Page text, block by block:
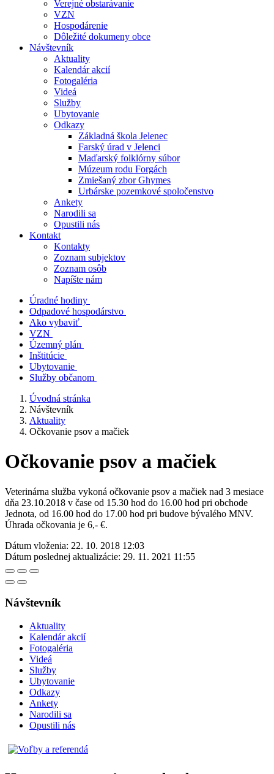
Verejné obstarávanie
VZN
Hospodárenie
Dôležité dokumeny obce
Návštevník
Aktuality
Kalendár akcií
Fotogaléria
Videá
Služby
Ubytovanie
Odkazy
Základná škola Jelenec
Farský úrad v Jelenci
Maďarský folklórny súbor
Múzeum rodu Forgách
Zmiešaný zbor Ghymes
Urbárske pozemkové spoločenstvo
Ankety
Narodili sa
Opustili nás
Kontakt
Kontakty
Zoznam subjektov
Zoznam osôb
Napíšte nám
Úradné hodiny
Odpadové hospodárstvo
Ako vybaviť
VZN
Územný plán
Inštitúcie
Ubytovanie
Služby občanom
Úvodná stránka
Návštevník
Aktuality
Očkovanie psov a mačiek
Očkovanie psov a mačiek
Veterinárna služba vykoná očkovanie psov a mačiek nad 3 mesiace
dňa 23.10.2018 v čase od 15.30 hod do 16.00 hod pri obchode
Jednota, od 16.00 hod do 17.00 hod pri budove bývalého MNV.
Úhrada očkovania je 6,- €.
Dátum vloženia: 22. 10. 2018 12:03
Dátum poslednej aktualizácie: 29. 11. 2021 11:55
Návštevník
Aktuality
Kalendár akcií
Fotogaléria
Videá
Služby
Ubytovanie
Odkazy
Ankety
Narodili sa
Opustili nás